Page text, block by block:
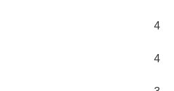
4
4